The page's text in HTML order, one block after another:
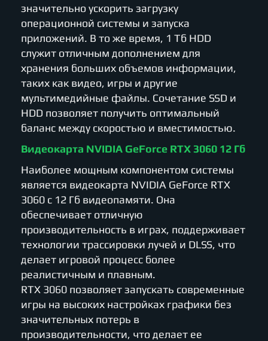
значительно ускорить загрузку
операционной системы и запуска
приложений. В то же время, 1 Тб HDD
служит отличным дополнением для
хранения больших объемов информации,
таких как видео, игры и другие
мультимедийные файлы. Сочетание SSD и
HDD позволяет получить оптимальный
баланс между скоростью и вместимостью.
Видеокарта NVIDIA GeForce RTX 3060 12 Гб
Наиболее мощным компонентом системы
является видеокарта NVIDIA GeForce RTX
3060 с 12 Гб видеопамяти. Она
обеспечивает отличную
производительность в играх, поддерживает
технологии трассировки лучей и DLSS, что
делает игровой процесс более
реалистичным и плавным.
RTX 3060 позволяет запускать современные
игры на высоких настройках графики без
значительных потерь в
производительности, что делает ее